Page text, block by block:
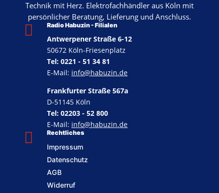
Technik mit Herz. Elektrofachhändler aus Köln mit
persönlicher Beratung, Lieferung und Anschluss.
 Rechtliches
Impressum
Datenschutz
AGB
Widerruf
 Radio Habuzin - Filialen
Antwerpener Straße 6-12
50672 Köln-Friesenplatz
Tel: 0221 - 51 34 81
E-Mail: info@habuzin.de
Frankfurter Straße 567a
D-51145 Köln
Tel: 02203 - 52 800
E-Mail: info@habuzin.de